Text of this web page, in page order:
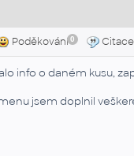
Poděkování 0 Citace
info o daném kusu,
jsem doplnil